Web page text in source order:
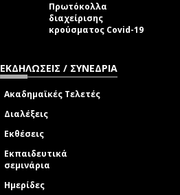
Πρωτόκολλα
διαχείρισης
κρούσματος Covid-19
ΕΚΔΗΛΩΣΕΙΣ / ΣΥΝΕΔΡΙΑ
Ακαδημαϊκές Τελετές
Διαλέξεις
Εκθέσεις
Εκπαιδευτικά
σεμινάρια
Ημερίδες